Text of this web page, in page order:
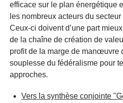
efficace sur le plan énergétique
les nombreux acteurs du
Ceux-ci doivent d’une part
de la chaîne de création de
profit de la marge de manœuvre
souplesse du fédéralisme pour
approches.
Vers la synthèse conjointe